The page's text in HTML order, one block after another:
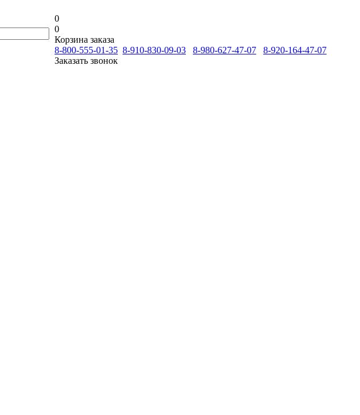
0
0
Корзина заказа
8-800-555-01-35 8-910-830-09-03 8-980-627-47-07
8-920-164-47-07
Заказать звонок